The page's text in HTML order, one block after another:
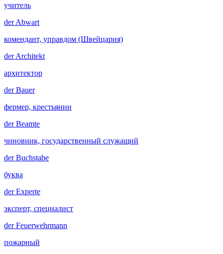
учитель
derAbwart
комендант, управдом (Швейцария)
derArchitekt
архитектор
derBauer
фермер, крестьянин
derBeamte
чиновник, государственный служащий
derBuchstabe
буква
derExperte
эксперт, специалист
derFeuerwehrmann
пожарный